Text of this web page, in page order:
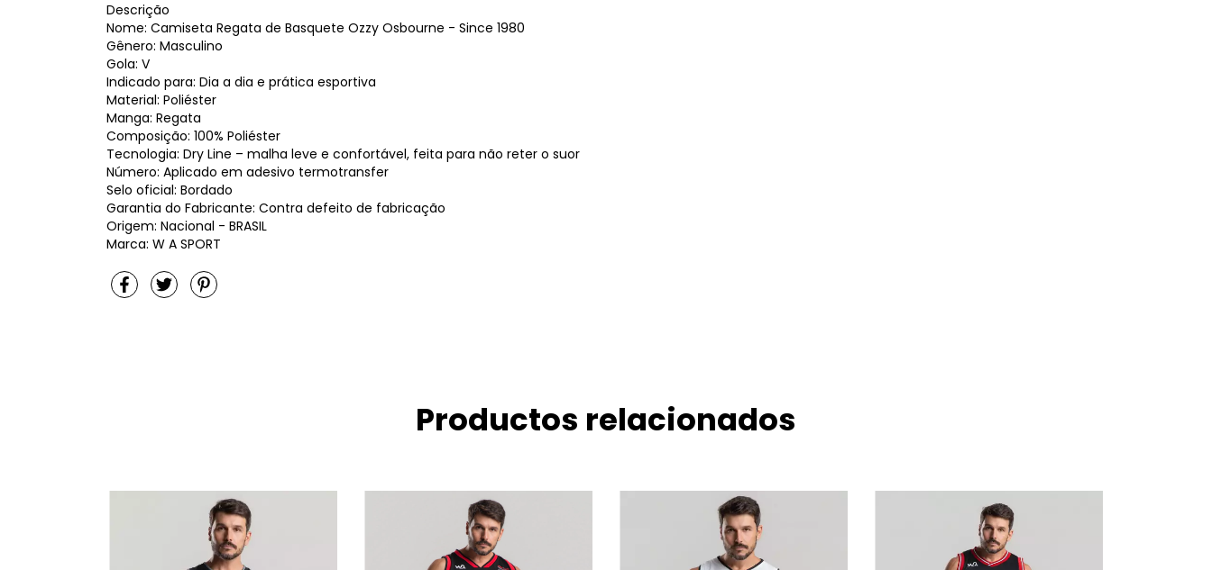
Descrição
Nome: Camiseta Regata de Basquete Ozzy Osbourne - Since 1980
Gênero: Masculino
Gola: V
Indicado para: Dia a dia e prática esportiva
Material: Poliéster
Manga: Regata
Composição: 100% Poliéster
Tecnologia: Dry Line – malha leve e confortável, feita para não reter o suor
Número: Aplicado em adesivo termotransfer
Selo oficial: Bordado
Garantia do Fabricante: Contra defeito de fabricação
Origem: Nacional - BRASIL
Marca: W A SPORT
Productos relacionados